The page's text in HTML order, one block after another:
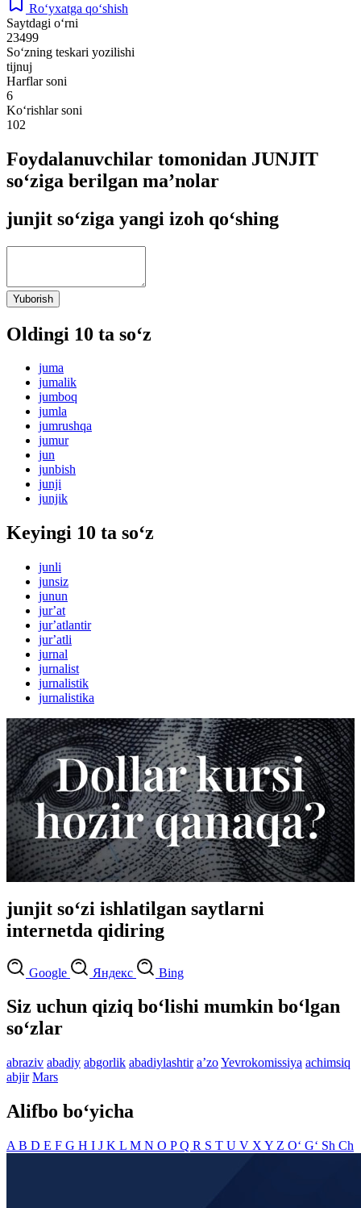
Ro‘yxatga qo‘shish
Saytdagi o‘rni
23499
So‘zning teskari yozilishi
tijnuj
Harflar soni
6
Ko‘rishlar soni
102
Foydalanuvchilar tomonidan JUNJIT
so‘ziga berilgan ma’nolar
junjit so‘ziga yangi izoh qo‘shing
Yuborish
Oldingi 10 ta so‘z
juma
jumalik
jumboq
jumla
jumrushqa
jumur
jun
junbish
junji
junjik
Keyingi 10 ta so‘z
junli
junsiz
junun
jurʼat
jurʼatlantir
jurʼatli
jurnal
jurnalist
jurnalistik
jurnalistika
junjit so‘zi ishlatilgan saytlarni
internetda qidiring
Google Яндекс Bing
Siz uchun qiziq bo‘lishi mumkin bo‘lgan
so‘zlar
abraziv abadiy abgorlik abadiylashtir aʼzoYevrokomissiya achimsiq
abjir Mars
Alifbo bo‘yicha
A B D E F G H I J K L M N O PQ R S T U V X Y Z O‘ G‘ Sh Ch